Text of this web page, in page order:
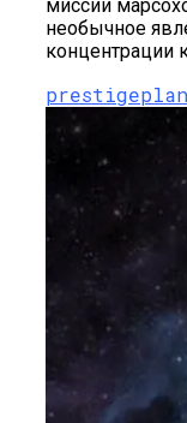
миссии
необычное
концентрации